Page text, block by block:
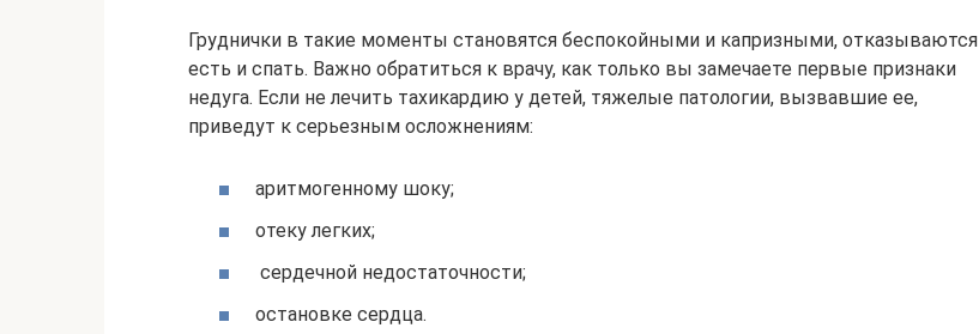
Груднички в такие моменты становятся беспокойными и капризными, отказываются
есть и спать. Важно обратиться к врачу, как только вы замечаете первые признаки
недуга. Если не лечить тахикардию у детей, тяжелые патологии, вызвавшие ее,
приведут к серьезным осложнениям:
аритмогенному шоку;
отеку легких;
сердечной недостаточности;
остановке сердца.